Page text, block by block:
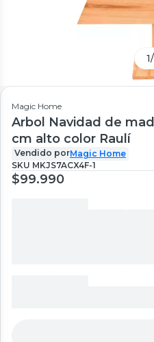
1/
Magic Home
Arbol Navidad de
cm alto color Raulí
Vendido porMagic Home
SKU MKJS7ACX4F-1
$99.990